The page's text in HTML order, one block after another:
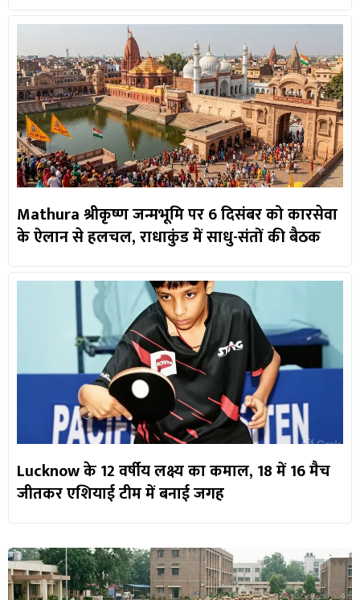
Mathura श्रीकृष्ण जन्मभूमि पर 6 दिसंबर को कारसेवा
के ऐलान से हलचल, राधाकुंड में साधु-संतों की बैठक
Lucknow के 12 वर्षीय लक्ष्य का कमाल, 18 में 16 मैच
जीतकर एशियाई टीम में बनाई जगह